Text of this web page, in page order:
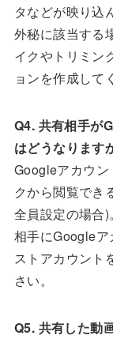
タなどが映り込
外秘に該当する
イクやトリミン
ョンを作成して
Q4. 共有相手が
はどうなります
Googleアカウン
クから閲覧でき
全員設定の場合
相手にGoogle
ストアカウント
さい。
Q5. 共有した動